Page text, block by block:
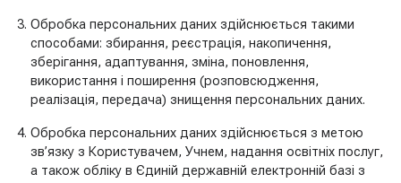
Обробка персональних даних здійснюється такими
способами: збирання, реєстрація, накопичення,
зберігання, адаптування, зміна, поновлення,
використання і поширення (розповсюдження,
реалізація, передача) знищення персональних даних.
Обробка персональних даних здійснюється з метою
зв’язку з Користувачем, Учнем, надання освітніх послуг,
а також обліку в Єдиній державній електронній базі з